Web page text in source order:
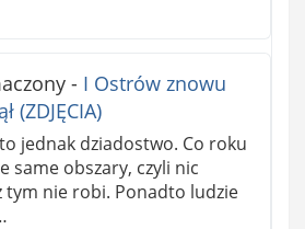
- I Ostrów znowu
(ZDJĘCIA)
jednak dziadostwo. Co roku
same obszary, czyli nic
tym nie robi. Ponadto ludzie